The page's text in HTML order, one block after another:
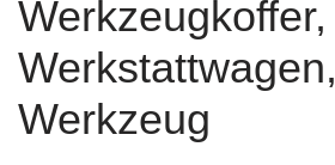
Werkzeugkoffer,
Werkstattwagen,
Werkzeug